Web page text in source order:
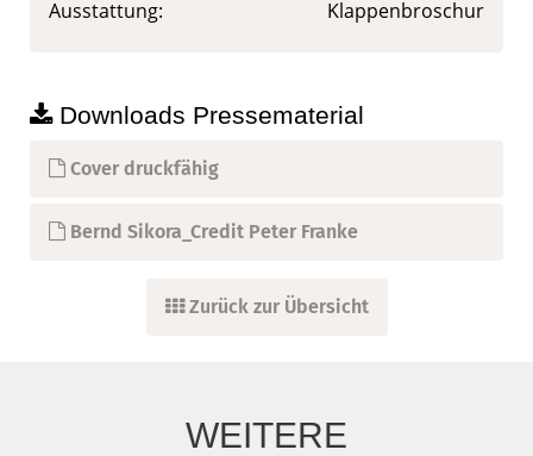
Ausstattung:
Klappenbroschur
Downloads Pressematerial
Cover druckfähig
Bernd Sikora_Credit Peter Franke
Zurück zur Übersicht
WEITERE